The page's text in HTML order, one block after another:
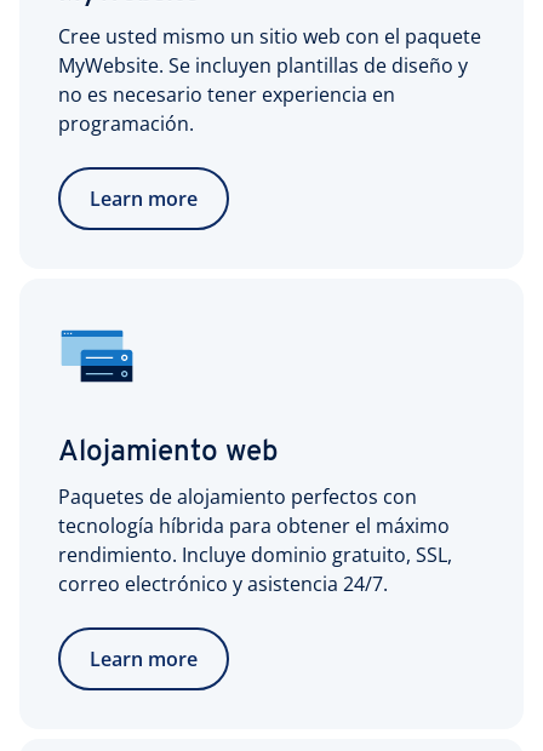
Cree usted mismo un sitio web con el paquete
MyWebsite. Se incluyen plantillas de diseño y
no es necesario tener experiencia en
programación.
Learn more
Alojamiento web
Paquetes de alojamiento perfectos con
tecnología híbrida para obtener el máximo
rendimiento. Incluye dominio gratuito, SSL,
correo electrónico y asistencia 24/7.
Learn more